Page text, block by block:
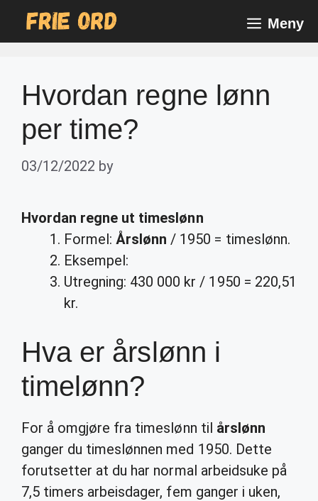
Meny
Hvordan regne lønn
per time?
03/12/2022 by
Hvordan regne ut timeslønn
Formel:Årslønn / 1950 = timeslønn.
Eksempel:
Utregning: 430 000 kr / 1950 = 220,51
kr.
Hva er årslønn i
timelønn?
For å omgjøre fra timeslønn til årslønn
ganger du timeslønnen med 1950. Dette
forutsetter at du har normal arbeidsuke på
7,5 timers arbeisdager, fem ganger i uken,